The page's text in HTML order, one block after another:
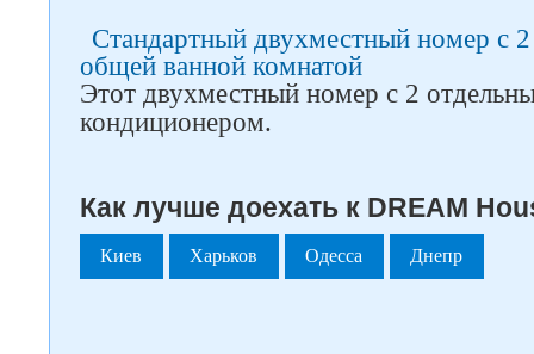
Стандартный двухместный номер с
общей ванной комнатой
Этот двухместный номер с 2
кондиционером.
Как лучше доехать к DREAM
Киев Харьков Одесса Днепр